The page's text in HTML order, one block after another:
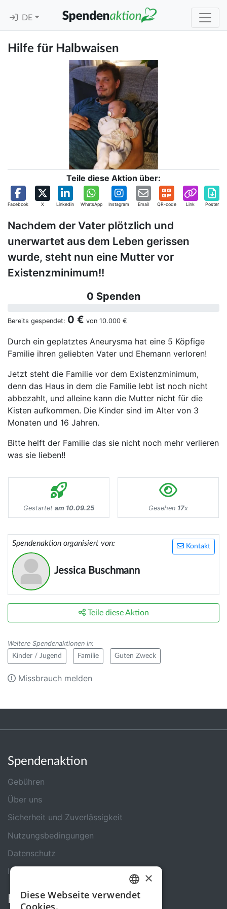
DE
Hilfe für Halbwaisen
Teile diese Aktion über:
Facebook X Linkedin WhatsApp Instagram Email QR-code Link Poster
Nachdem der Vater plötzlich und
unerwartet aus dem Leben gerissen
wurde, steht nun eine Mutter vor
Existenzminimum!!
0 Spenden
Bereits gespendet: 0 € von 10.000 €
Durch ein geplatztes Aneurysma hat eine 5 Köpfige
Familie ihren geliebten Vater und Ehemann verloren!
Jetzt steht die Familie vor dem Existenzminimum,
denn das Haus in dem die Familie lebt ist noch nicht
abbezahlt, und alleine kann die Mutter nicht für die
Kisten aufkommen. Die Kinder sind im Alter von 3
Monaten und 16 Jahren.
Bitte helft der Familie das sie nicht noch mehr verlieren
was sie lieben!!
Gestartet am 10.09.25 Gesehen 17x
Kontakt
Spendenaktion organisiert von:
Jessica Buschmann
Teile diese Aktion
Weitere Spendenaktionen in:
Kinder / Jugend Familie Guten Zweck
Missbrauch melden
Spendenaktion
Gebühren
Über uns
Sicherheit und Zuverlässigkeit
Nutzungsbedingungen
Datenschutz
Impressum
Kontakt GERMAN
×
Diese Webseite verwendet
Cookies.